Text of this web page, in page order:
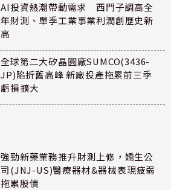
AI投資熱潮帶動需求 西門子調高全
年財測、單季工業事業利潤創歷史新
高
全球第二大矽晶圓廠SUMCO(3436-
JP)陷折舊高峰 新廠投產拖累前三季
虧損擴大
強勁新藥業務推升財測上修，嬌生公
司(JNJ-US)醫療器材&器械表現疲弱
拖累股價